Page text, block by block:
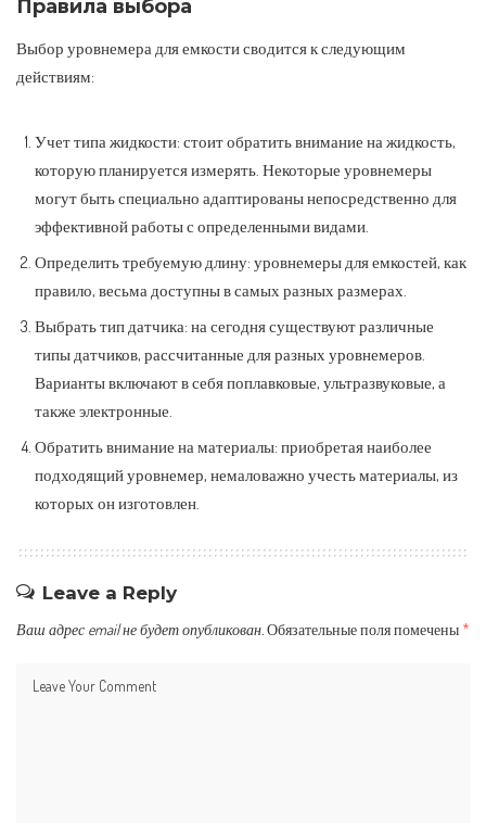
Правила выбора
Выбор уровнемера для емкости сводится к следующим
действиям:
Учет типа жидкости: стоит обратить внимание на жидкость,
которую планируется измерять. Некоторые уровнемеры
могут быть специально адаптированы непосредственно для
эффективной работы с определенными видами.
Определить требуемую длину: уровнемеры для емкостей, как
правило, весьма доступны в самых разных размерах.
Выбрать тип датчика: на сегодня существуют различные
типы датчиков, рассчитанные для разных уровнемеров.
Варианты включают в себя поплавковые, ультразвуковые, а
также электронные.
Обратить внимание на материалы: приобретая наиболее
подходящий уровнемер, немаловажно учесть материалы, из
которых он изготовлен.
Leave a Reply
Ваш адрес email не будет опубликован. Обязательные поля помечены *